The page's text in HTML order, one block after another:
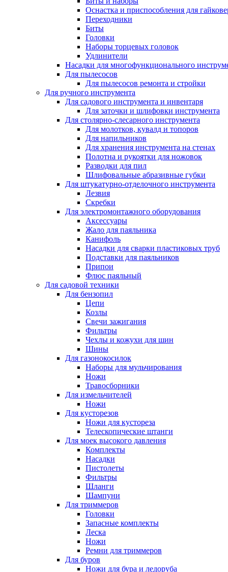
Оснастка и приспособления для
Переходники
Биты
Головки
Наборы торцевых головок
Удлинители
Насадки для многофункционального
Для пылесосов
Для пылесосов ремонта и стройки
Для ручного инструмента
Для садового инструмента и инвентаря
Для заточки и шлифовки инструмента
Для столярно-слесарного инструмента
Для молотков, кувалд и топоров
Для напильников
Для хранения инструмента на стенах
Полотна и рукоятки для ножовок
Разводки для пил
Шлифовальные абразивные губки
Для штукатурно-отделочного инструмента
Лезвия
Скребки
Для электромонтажного оборудования
Аксессуары
Жало для паяльника
Канифоль
Насадки для сварки пластиковых труб
Подставки для паяльников
Припои
Флюс паяльный
Для садовой техники
Для бензопил
Цепи
Козлы
Свечи зажигания
Фильтры
Чехлы и кожухи для шин
Шины
Для газонокосилок
Наборы для мульчирования
Ножи
Травосборники
Для измельчителей
Ножи
Для кусторезов
Ножи для кустореза
Телескопические штанги
Для моек высокого давления
Комплекты
Насадки
Пистолеты
Фильтры
Шланги
Шампуни
Для триммеров
Головки
Запасные комплекты
Леска
Ножи
Ремни для триммеров
Для буров
Ножи для бура и ледоруба